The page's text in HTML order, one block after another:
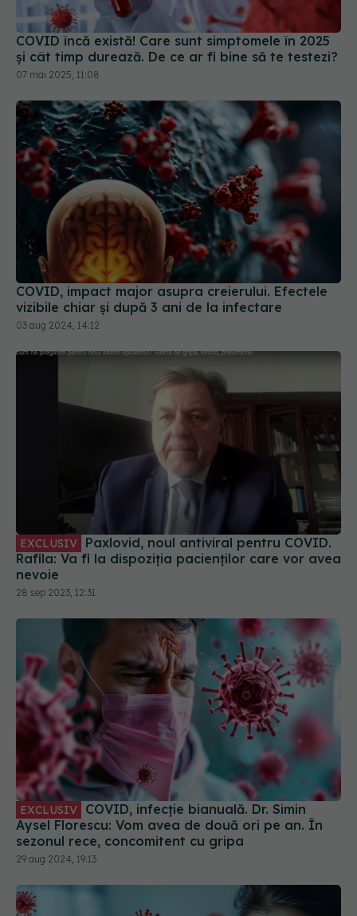
COVID încă există! Care sunt simptomele în 2025
și cât timp durează. De ce ar fi bine să te testezi?
07 mai 2025, 11:08
COVID, impact major asupra creierului. Efectele
vizibile chiar și după 3 ani de la infectare
03 aug 2024, 14:12
EXCLUSIV
Rafila: Va fi la dispoziția pacienților care vor avea
nevoie
28 sep 2023, 12:31
EXCLUSIV
Aysel Florescu: Vom avea de două ori pe an. În
sezonul rece, concomitent cu gripa
29 aug 2024, 19:13